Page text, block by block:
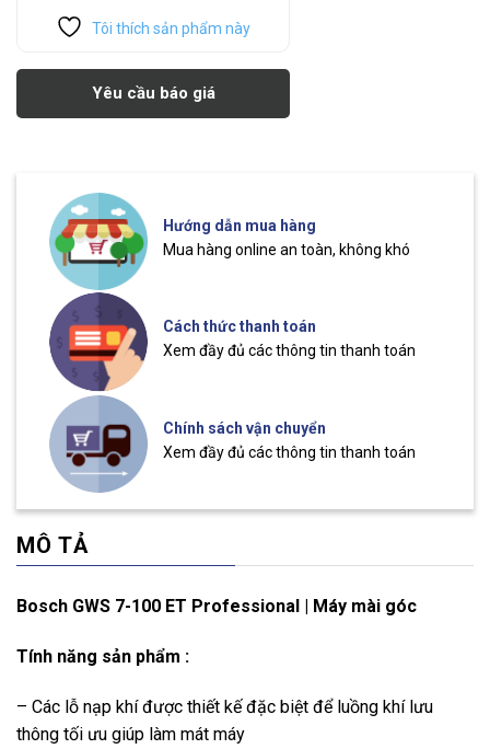
Tôi thích sản phẩm này
Yêu cầu báo giá
Hướng dẫn mua hàng
Mua hàng online an toàn, không khó
Cách thức thanh toán
Xem đầy đủ các thông tin thanh toán
Chính sách vận chuyển
Xem đầy đủ các thông tin thanh toán
MÔ TẢ
Bosch GWS 7-100 ET Professional | Máy mài góc
Tính năng sản phẩm :
– Các lỗ nạp khí được thiết kế đặc biệt để luồng khí lưu
thông tối ưu giúp làm mát máy